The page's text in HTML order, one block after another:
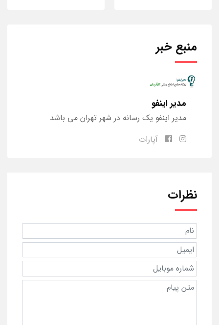
منبع خبر
مدیر اینفو
مدیر اینفو یک رسانه در شهر تهران می باشد
آپارات
نظرات